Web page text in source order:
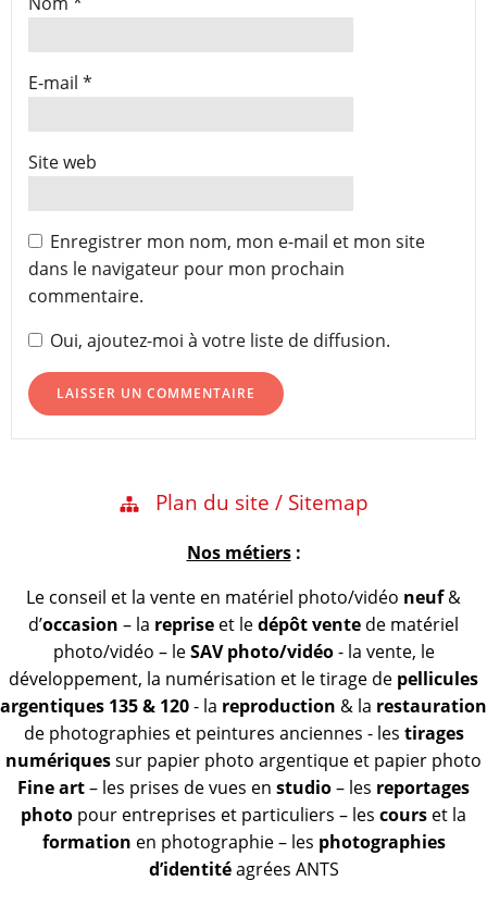
E-mail *
Site web
Enregistrer mon nom, mon e-mail et mon site
dans le navigateur pour mon prochain
commentaire.
Oui, ajoutez-moi à votre liste de diffusion.
Plan du site / Sitemap
Nos métiers:
Le conseil et la vente en matériel photo/vidéo neuf&
d’occasion – la reprise et ledépôt vente de matériel
photo/vidéo – leSAV photo/vidéo- la vente, le
développement, la numérisation et le tirage de pellicules
argentiques 135 & 120- la reproduction & la restauration
de photographies et peintures anciennes - les tirages
numériquessur papier photo argentique et papier photo
Fine art– les prises de vues en studio– les reportages
photo pour entreprises et particuliers – les cours et la
formation en photographie – les photographies
d’identitéagrées ANTS